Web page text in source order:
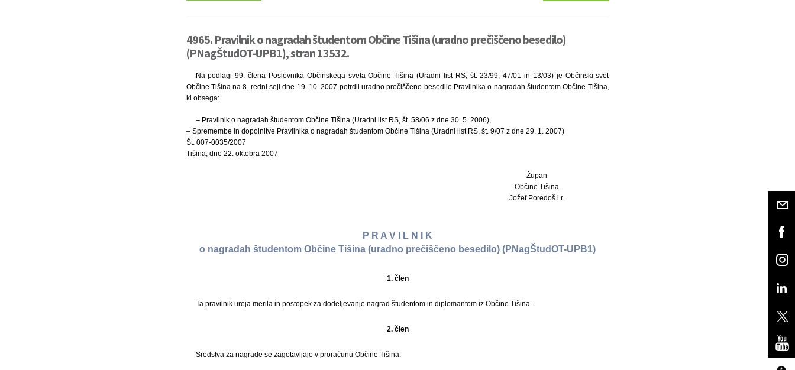
4965. Pravilnik o nagradah študentom Občine Tišina (uradno prečiščeno besedilo)
(PNagŠtudOT-UPB1), stran 13532.
Na podlagi 99. člena Poslovnika Občinskega sveta Občine Tišina (Uradni list RS, št. 23/99, 47/01 in 13/03) je Občinski svet
Občine Tišina na 8. redni seji dne 19. 10. 2007 potrdil uradno prečiščeno besedilo Pravilnika o nagradah študentom Občine Tišina,
ki obsega:
– Pravilnik o nagradah študentom Občine Tišina (Uradni list RS, št. 58/06 z dne 30. 5. 2006),
– Spremembe in dopolnitve Pravilnika o nagradah študentom Občine Tišina (Uradni list RS, št. 9/07 z dne 29. 1. 2007)
Št. 007-0035/2007
Tišina, dne 22. oktobra 2007
Župan
Občine Tišina
Jožef Poredoš l.r.
P R A V I L N I K
o nagradah študentom Občine Tišina (uradno prečiščeno besedilo) (PNagŠtudOT-UPB1)
1. člen
Ta pravilnik ureja merila in postopek za dodeljevanje nagrad študentom in diplomantom iz Občine Tišina.
2. člen
Sredstva za nagrade se zagotavljajo v proračunu Občine Tišina.